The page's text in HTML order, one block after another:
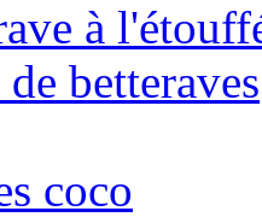
à
betteraves
coco